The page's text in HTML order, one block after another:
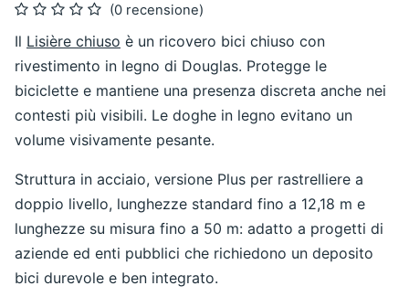
(0 recensione)
Il Lisière chiuso è un ricovero bici chiuso con
rivestimento in legno di Douglas. Protegge le
biciclette e mantiene una presenza discreta anche nei
contesti più visibili. Le doghe in legno evitano un
volume visivamente pesante.
Struttura in acciaio, versione Plus per rastrelliere a
doppio livello, lunghezze standard fino a 12,18 m e
lunghezze su misura fino a 50 m: adatto a progetti di
aziende ed enti pubblici che richiedono un deposito
bici durevole e ben integrato.